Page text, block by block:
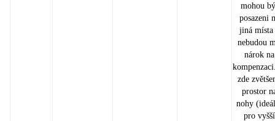
mohou
posazeni
jiná místa
nebudou
nárok na
zde
prostor
nohy
pro vyšší